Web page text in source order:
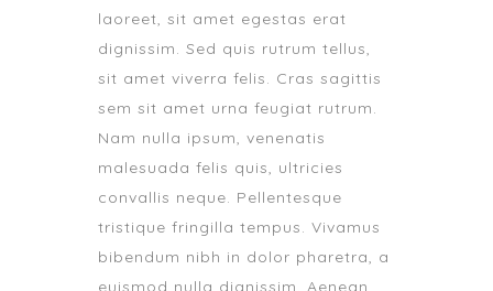
laoreet, sit amet egestas erat
dignissim. Sed quis rutrum tellus,
sit amet viverra felis. Cras sagittis
sem sit amet urna feugiat rutrum.
Nam nulla ipsum, venenatis
malesuada felis quis, ultricies
convallis neque. Pellentesque
tristique fringilla tempus. Vivamus
bibendum nibh in dolor pharetra, a
euismod nulla dignissim. Aenean